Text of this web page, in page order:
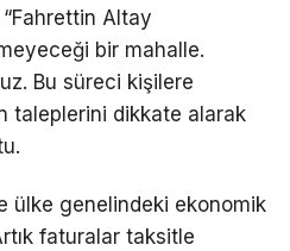
Altay
bir mahalle.
Bu süreci kişilere
taleplerini dikkate alarak
ülke genelindeki ekonomik
faturalar taksitle